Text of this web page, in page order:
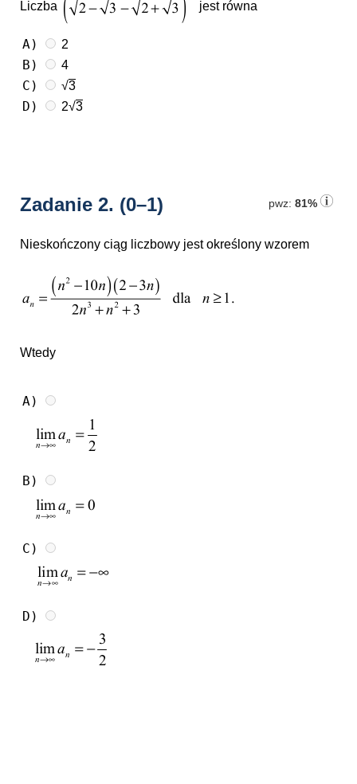
Liczba jest równa
A) 2
B) 4
C) √3
D) 2√3
pwz: 81%
Zadanie 2. (0–1)
Nieskończony ciąg liczbowy jest określony wzorem
Wtedy
A)
B)
C)
D)